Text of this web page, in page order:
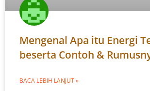
Mengenal Apa itu Energi
beserta Contoh &
BACA LEBIH LANJUT »